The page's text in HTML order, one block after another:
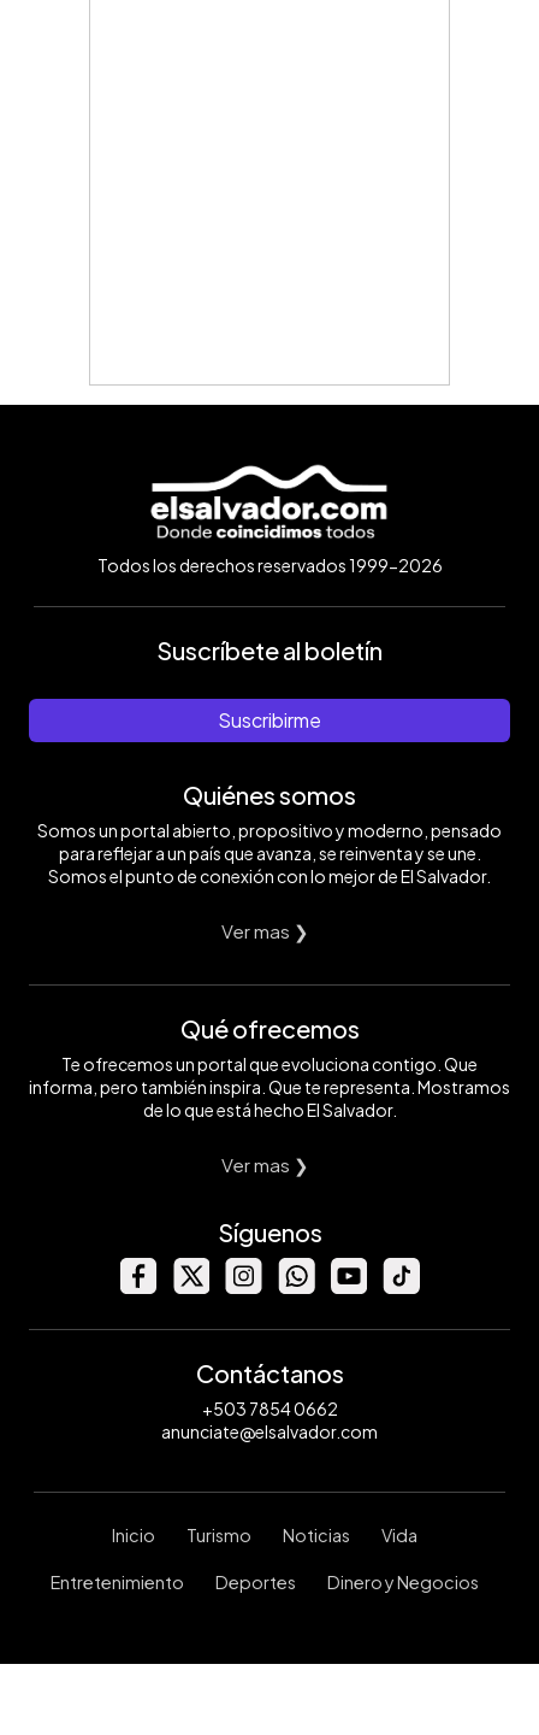
Todos los derechos reservados 1999-2026
Suscríbete al boletín
Suscribirme
Quiénes somos
Somos un portal abierto, propositivo y moderno, pensado
para reflejar a un país que avanza, se reinventa y se une.
Somos el punto de conexión con lo mejor de El Salvador.
Ver mas ❯
Qué ofrecemos
Te ofrecemos un portal que evoluciona contigo. Que
informa, pero también inspira. Que te representa. Mostramos
de lo que está hecho El Salvador.
Ver mas ❯
Síguenos
Contáctanos
+503 7854 0662
anunciate@elsalvador.com
Inicio Turismo Noticias Vida
Entretenimiento Deportes Dinero y Negocios